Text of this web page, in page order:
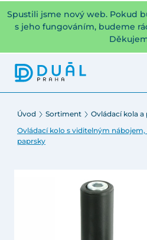
Spustili jsme nový web. Pokud
s jeho fungováním, budeme
Úvod Sortiment
Ovládací kola a
Ovládací kolo s viditelným
paprsky